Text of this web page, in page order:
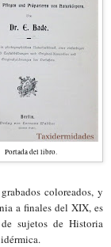
Portada del libro.
coloreados, y
a finales del XIX, es
sujetos de Historia